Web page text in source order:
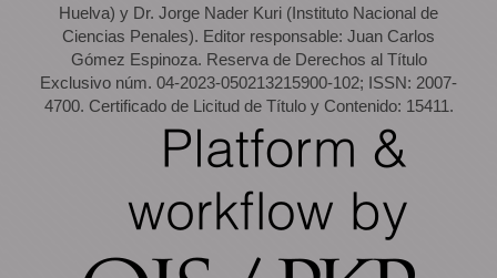
Huelva) y Dr. Jorge Nader Kuri (Instituto Nacional de
Ciencias Penales). Editor responsable: Juan Carlos
Gómez Espinoza. Reserva de Derechos al Título
Exclusivo núm. 04-2023-050213215900-102; ISSN: 2007-
4700. Certificado de Licitud de Título y Contenido: 15411.